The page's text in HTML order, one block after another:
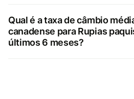
Qual é a taxa de câmbio
canadense para Rupias
últimos 6 meses?